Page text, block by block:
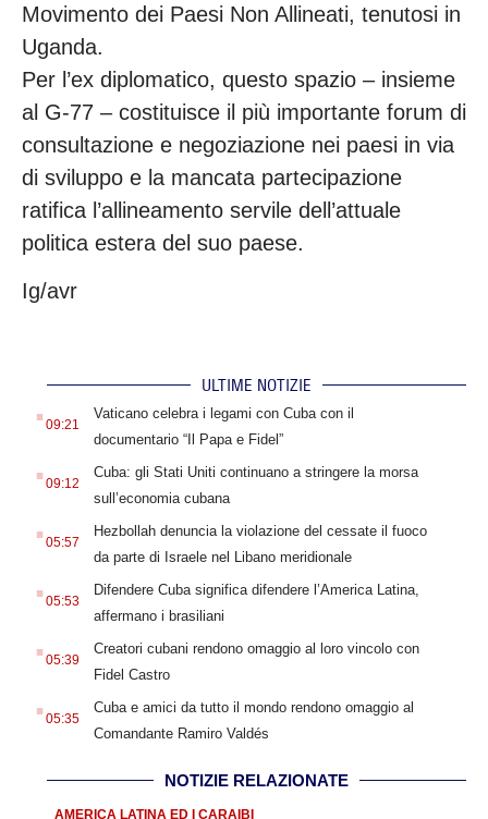
Movimento dei Paesi Non Allineati, tenutosi in
Uganda.
Per l’ex diplomatico, questo spazio – insieme
al G-77 – costituisce il più importante forum di
consultazione e negoziazione nei paesi in via
di sviluppo e la mancata partecipazione
ratifica l’allineamento servile dell’attuale
politica estera del suo paese.
Ig/avr
ULTIME NOTIZIE
. 09:21
Vaticano celebra i legami con Cuba con il
documentario “Il Papa e Fidel”
. 09:12
Cuba: gli Stati Uniti continuano a stringere la morsa
sull’economia cubana
. 05:57
Hezbollah denuncia la violazione del cessate il fuoco
da parte di Israele nel Libano meridionale
. 05:53
Difendere Cuba significa difendere l’America Latina,
affermano i brasiliani
. 05:39
Creatori cubani rendono omaggio al loro vincolo con
Fidel Castro
. 05:35
Cuba e amici da tutto il mondo rendono omaggio al
Comandante Ramiro Valdés
NOTIZIE RELAZIONATE
AMERICA LATINA ED I CARAIBI